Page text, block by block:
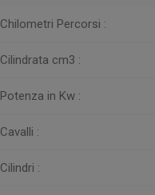
Chilometri Percorsi :
Cilindrata cm3 :
Potenza in Kw :
Cavalli :
Cilindri :